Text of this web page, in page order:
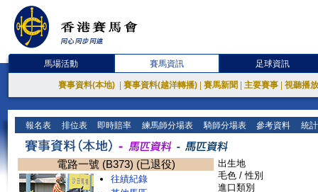
馬場活動 賽馬資訊 足球資訊
賽事資料(本地) 賽事資料(越洋轉播) 賽馬新聞 主要賽事 視聽播
報名表 排位表 即時賠率 練馬師分場表 騎師分場表 參考資料 統
電路一號 (B373) (已退役)
往績紀錄
出生地
毛色 / 性別
進口類別